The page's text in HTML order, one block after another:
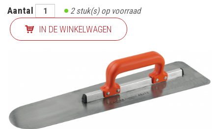
Aantal 2stuk(s) op voorraad
IN DE WINKELWAGEN